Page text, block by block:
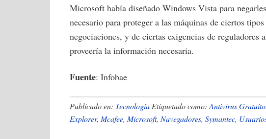
Microsoft había diseñado Windows Vista para
necesario para proteger a las máquinas de ciertos
negociaciones, y de ciertas exigencias de
proveería la información necesaria.
Fuente: Infobae
Publicado en: Tecnología Etiquetado como: Antivirus Gratuito,
Explorer, Mcafee, Microsoft, Navegadores, Symantec,